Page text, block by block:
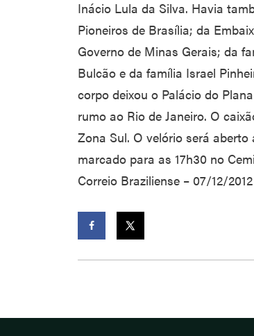
Inácio Lula da Silva. Havia
Pioneiros de Brasília; da
Governo de Minas Gerais; da
Bulcão e da família Israel
corpo deixou o Palácio do
rumo ao Rio de Janeiro. O
Zona Sul. O velório será
marcado para as 17h30 no
Correio Braziliense – 07/12/2012